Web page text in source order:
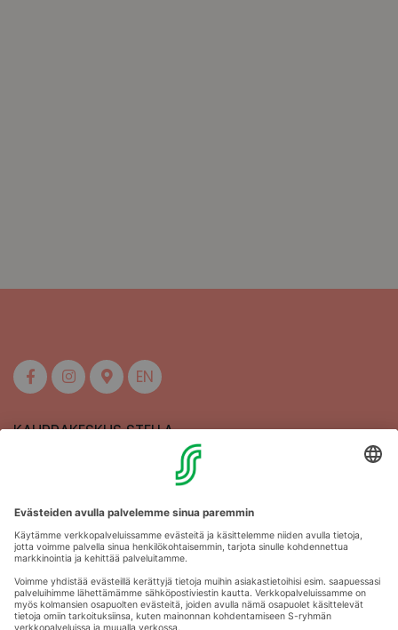
EN
KAUPPAKESKUS STELLA
Aukioloajat
Anna palautetta
Kartat
Stellan esittely